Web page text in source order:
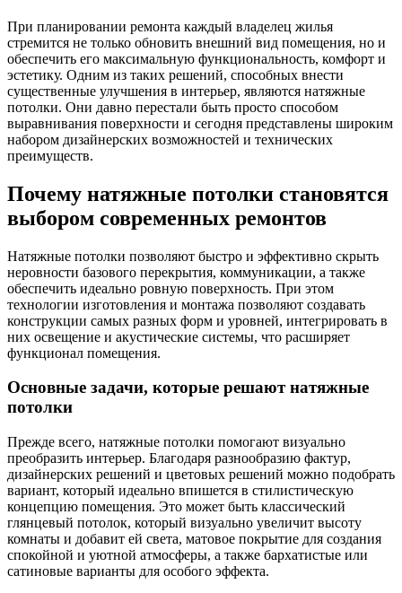
При планировании ремонта каждый владелец жилья
стремится не только обновить внешний вид помещения, но и
обеспечить его максимальную функциональность, комфорт и
эстетику. Одним из таких решений, способных внести
существенные улучшения в интерьер, являются натяжные
потолки. Они давно перестали быть просто способом
выравнивания поверхности и сегодня представлены широким
набором дизайнерских возможностей и технических
преимуществ.
Почему натяжные потолки становятся
выбором современных ремонтов
Натяжные потолки позволяют быстро и эффективно скрыть
неровности базового перекрытия, коммуникации, а также
обеспечить идеально ровную поверхность. При этом
технологии изготовления и монтажа позволяют создавать
конструкции самых разных форм и уровней, интегрировать в
них освещение и акустические системы, что расширяет
функционал помещения.
Основные задачи, которые решают натяжные
потолки
Прежде всего, натяжные потолки помогают визуально
преобразить интерьер. Благодаря разнообразию фактур,
дизайнерских решений и цветовых решений можно подобрать
вариант, который идеально впишется в стилистическую
концепцию помещения. Это может быть классический
глянцевый потолок, который визуально увеличит высоту
комнаты и добавит ей света, матовое покрытие для создания
спокойной и уютной атмосферы, а также бархатистые или
сатиновые варианты для особого эффекта.